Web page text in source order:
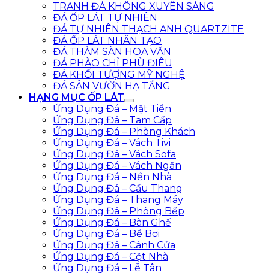
TRANH ĐÁ KHÔNG XUYÊN SÁNG
ĐÁ ỐP LÁT TỰ NHIÊN
ĐÁ TỰ NHIÊN THẠCH ANH QUARTZITE
ĐÁ ỐP LÁT NHÂN TẠO
ĐÁ THẢM SÀN HOA VĂN
ĐÁ PHÀO CHỈ PHÙ ĐIÊU
ĐÁ KHỐI TƯỢNG MỸ NGHỆ
ĐÁ SÂN VƯỜN HẠ TẦNG
HẠNG MỤC ỐP LÁT
Ứng Dụng Đá – Mặt Tiền
Ứng Dụng Đá – Tam Cấp
Ứng Dụng Đá – Phòng Khách
Ứng Dụng Đá – Vách Tivi
Ứng Dụng Đá – Vách Sofa
Ứng Dụng Đá – Vách Ngăn
Ứng Dụng Đá – Nền Nhà
Ứng Dụng Đá – Cầu Thang
Ứng Dụng Đá – Thang Máy
Ứng Dụng Đá – Phòng Bếp
Ứng Dụng Đá – Bàn Ghế
Ứng Dụng Đá – Bể Bơi
Ứng Dụng Đá – Cánh Cửa
Ứng Dụng Đá – Cột Nhà
Ứng Dụng Đá – Lễ Tân